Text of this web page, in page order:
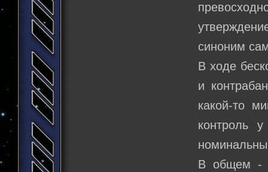
синоним
В ходе
и
какой-то
контроль
В общем -